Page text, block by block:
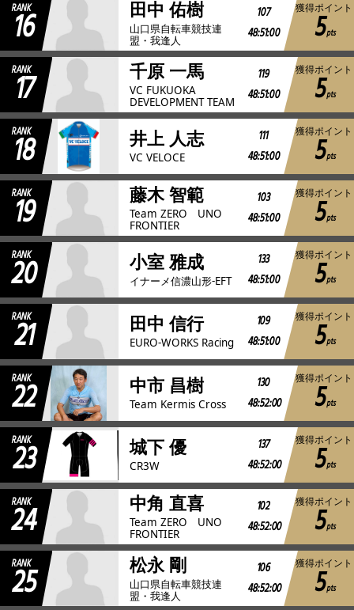
RANK
16 田中 佑樹
山口県自転車競技連
盟・我逢人
107
48:51:00
獲得ポイント
5pts
RANK
17 千原 一馬
VC FUKUOKA
DEVELOPMENT TEAM
119
48:51:00
獲得ポイント
5pts
RANK
18 井上 人志
VC VELOCE
111
48:51:00
獲得ポイント
5pts
RANK
19 藤木 智範
Team ZERO UNO
FRONTIER
103
48:51:00
獲得ポイント
5pts
RANK
20 小室 雅成
イナーメ信濃山形-EFT
133
48:51:00
獲得ポイント
5pts
RANK
21 田中 信行
EURO-WORKS Racing
109
48:51:00
獲得ポイント
5pts
RANK
22 中市 昌樹
Team Kermis Cross
130
48:52:00
獲得ポイント
5pts
RANK
23 城下 優
CR3W
137
48:52:00
獲得ポイント
5pts
RANK
24 中角 直喜
Team ZERO UNO
FRONTIER
102
48:52:00
獲得ポイント
5pts
RANK
25 松永 剛
山口県自転車競技連
盟・我逢人
106
48:52:00
獲得ポイント
5pts